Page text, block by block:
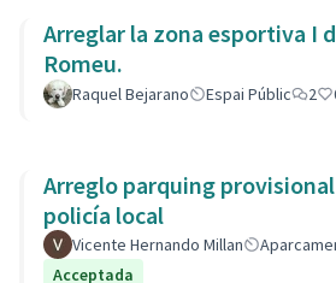
Arreglar la zona esportiva I
Romeu.
Raquel Bejarano Espai Públic 2
Arreglo parquing
policía local
Vicente Hernando Millan
Acceptada